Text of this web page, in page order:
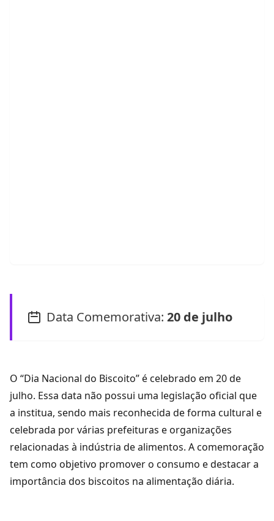
Data Comemorativa: 20 de julho
O “Dia Nacional do Biscoito” é celebrado em 20 de
julho. Essa data não possui uma legislação oficial que
a institua, sendo mais reconhecida de forma cultural e
celebrada por várias prefeituras e organizações
relacionadas à indústria de alimentos. A comemoração
tem como objetivo promover o consumo e destacar a
importância dos biscoitos na alimentação diária.